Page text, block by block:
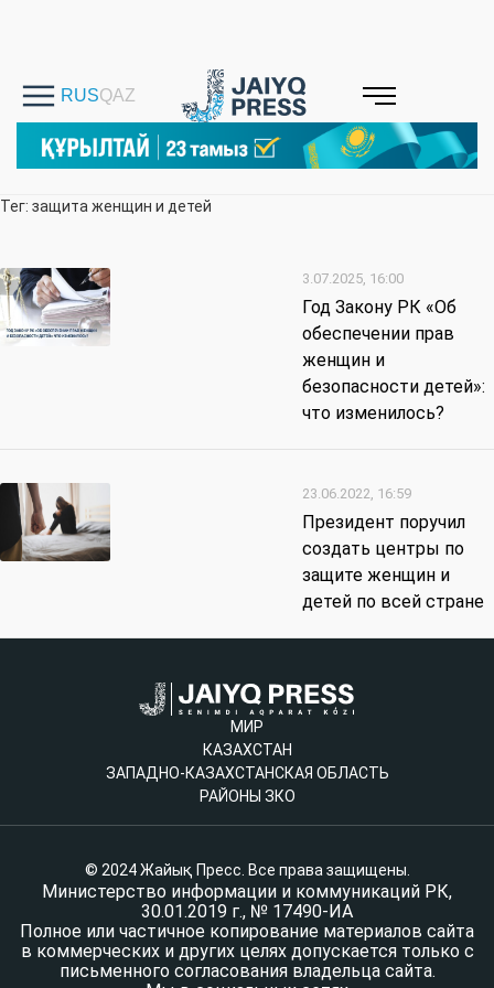
Тег: защита женщин и детей
3.07.2025, 16:00
Год Закону РК «Об
обеспечении прав
женщин и
безопасности детей»:
что изменилось?
23.06.2022, 16:59
Президент поручил
создать центры по
защите женщин и
детей по всей стране
МИР
КАЗАХСТАН
ЗАПАДНО-КАЗАХСТАНСКАЯ ОБЛАСТЬ
РАЙОНЫ ЗКО
© 2024 Жайық Пресс. Все права защищены.
Министерство информации и коммуникаций РК,
30.01.2019 г., № 17490-ИА
Полное или частичное копирование материалов сайта
в коммерческих и других целях допускается только с
письменного согласования владельца сайта.